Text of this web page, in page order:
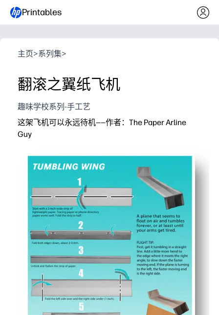
Printables
主页>系列集>
翻滚之翼纸飞机
趣味学校系列-手工艺
这架飞机可以永远待机——作者：The Paper Arline
Guy